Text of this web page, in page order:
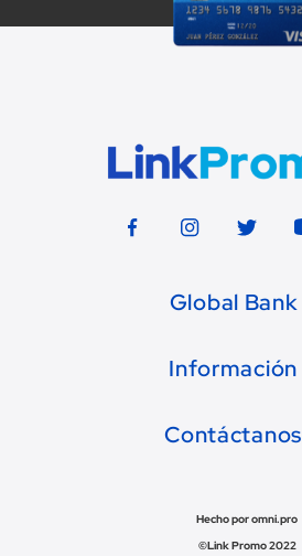
Global Bank
Información
Contáctanos
Hecho por omni.pro
©Link Promo 2022